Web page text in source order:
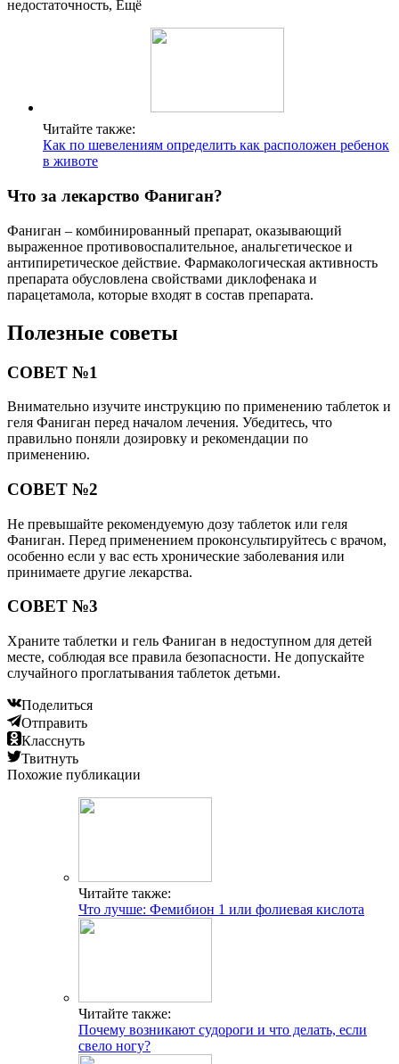
недостаточность, Ещё
Читайте также:
Как по шевелениям определить как расположен ребенок
в животе
Что за лекарство Фаниган?
Фаниган – комбинированный препарат, оказывающий
выраженное противовоспалительное, анальгетическое и
антипиретическое действие. Фармакологическая активность
препарата обусловлена свойствами диклофенака и
парацетамола, которые входят в состав препарата.
Полезные советы
СОВЕТ №1
Внимательно изучите инструкцию по применению таблеток и
геля Фаниган перед началом лечения. Убедитесь, что
правильно поняли дозировку и рекомендации по
применению.
СОВЕТ №2
Не превышайте рекомендуемую дозу таблеток или геля
Фаниган. Перед применением проконсультируйтесь с врачом,
особенно если у вас есть хронические заболевания или
принимаете другие лекарства.
СОВЕТ №3
Храните таблетки и гель Фаниган в недоступном для детей
месте, соблюдая все правила безопасности. Не допускайте
случайного проглатывания таблеток детьми.
Поделиться
Отправить
Класснуть
Твитнуть
Похожие публикации
Читайте также:
Что лучше: Фемибион 1 или фолиевая кислота
Читайте также:
Почему возникают судороги и что делать, если
свело ногу?